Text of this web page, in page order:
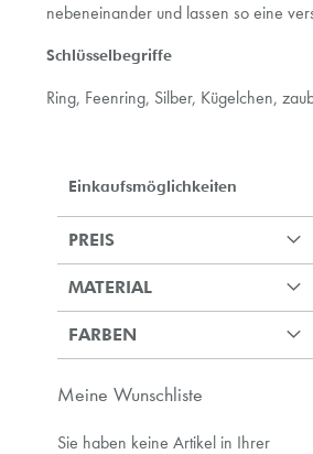
nebeneinander und lassen so eine
Schlüsselbegriffe
Ring, Feenring, Silber, Kügelchen,
Einkaufsmöglichkeiten
PREIS
MATERIAL
FARBEN
Meine Wunschliste
Sie haben keine Artikel in Ihrer